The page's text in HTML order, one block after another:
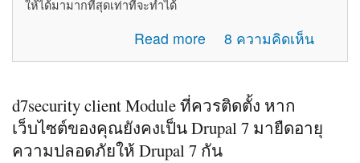
ให้ได้มามากที่สุดเท่าที่จะทำได้
Read more
about แจ้งปัญหาการใช้งานภายในเว็บไซต์8 ความคิดเห็น
d7security client Module ที่ควรติดตั้ง หาก
เว็บไซต์ของคุณยังคงเป็น Drupal 7 มายืดอายุ
ความปลอดภัยให้ Drupal 7 กัน